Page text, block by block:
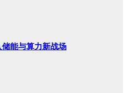
能与算力新战场